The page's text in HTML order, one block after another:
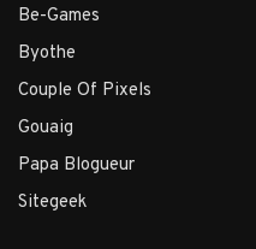
Be-Games
Byothe
Couple Of Pixels
Gouaig
Papa Blogueur
Sitegeek